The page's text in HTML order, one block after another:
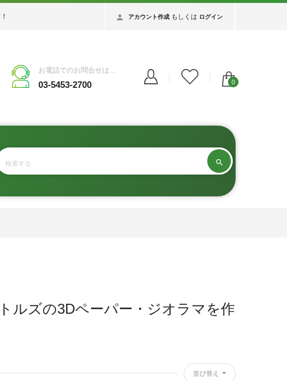
アカウント作成 もしくは ログイン
お電話でのお問合せは...
03-5453-2700 0
ルズの3Dペーパー・ジオラマを作
並び替え